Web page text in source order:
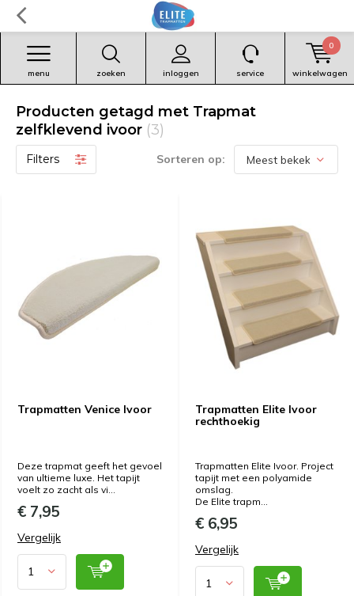
zoeken inloggen
menu service winkelwagen
0
Producten getagd met Trapmat
zelfklevend ivoor (3)
Filters Sorteren op:
Trapmatten Venice Ivoor
Deze trapmat geeft het gevoel
van ultieme luxe. Het tapijt
voelt zo zacht als vi...
€ 7,95
Vergelijk
Trapmatten Elite Ivoor
rechthoekig
Trapmatten Elite Ivoor. Project
tapijt met een polyamide
omslag.
De Elite trapm...
€ 6,95
Vergelijk